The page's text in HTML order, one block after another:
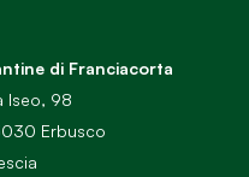
di Franciacorta
Iseo, 98
Erbusco